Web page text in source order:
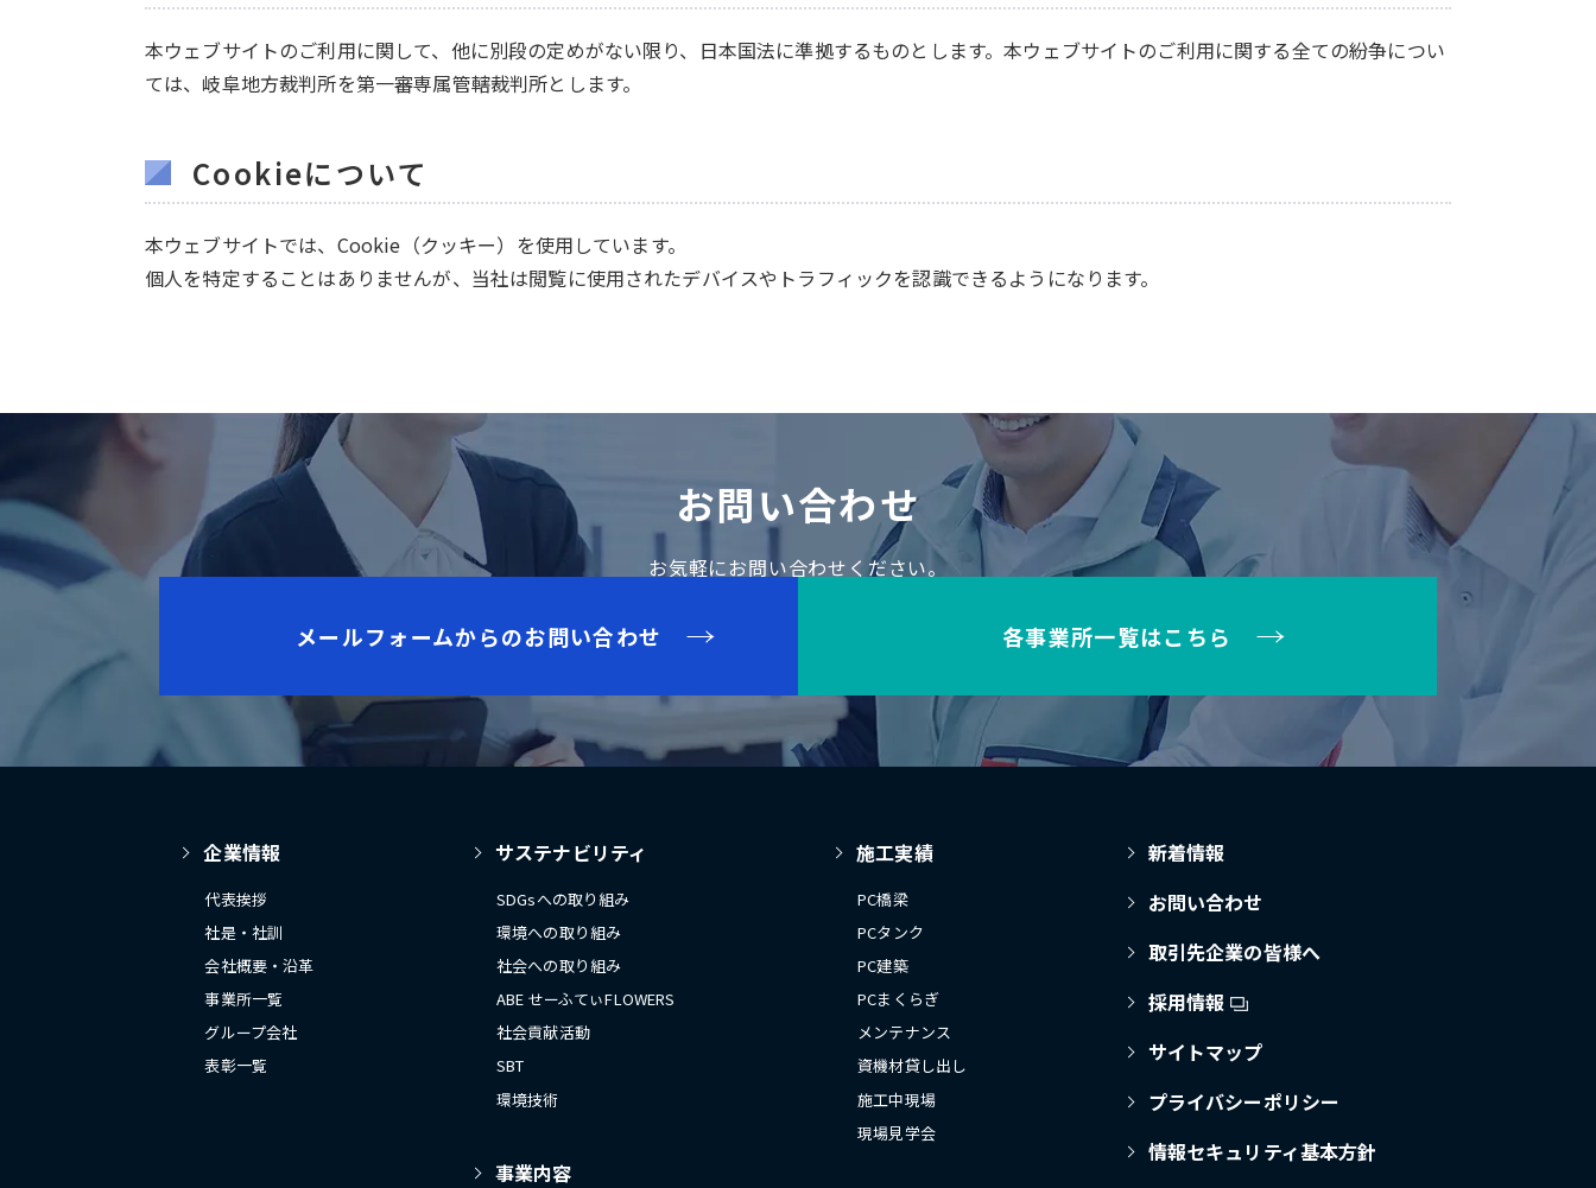
本ウェブサイトのご利用に関して、他に別段の定めがない限り、日本国法に準拠するものとします。本ウェブサイトのご利用に関する全ての紛争につい
ては、岐阜地方裁判所を第一審専属管轄裁判所とします。
Cookieについて
本ウェブサイトでは、Cookie（クッキー）を使用しています。
個人を特定することはありませんが、当社は閲覧に使用されたデバイスやトラフィックを認識できるようになります。
お問い合わせ
お気軽にお問い合わせください。
メールフォームからのお問い合わせ 各事業所一覧はこちら
企業情報
代表挨拶
社是・社訓
会社概要・沿革
事業所一覧
グループ会社
表彰一覧
サステナビリティ
SDGsへの取り組み
環境への取り組み
社会への取り組み
ABE せーふてぃFLOWERS
社会貢献活動
SBT
環境技術
事業内容
施工実績
PC橋梁
PCタンク
PC建築
PCまくらぎ
メンテナンス
資機材貸し出し
施工中現場
現場見学会
新着情報
お問い合わせ
取引先企業の皆様へ
採用情報
サイトマップ
プライバシーポリシー
情報セキュリティ基本方針